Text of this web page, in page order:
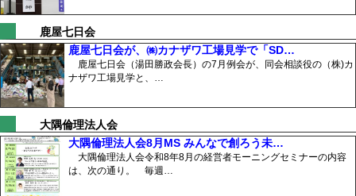
鹿屋七日会
鹿屋七日会が、㈱カナザワ工場見学で「SD…
鹿屋七日会（湯田勝政会長）の7月例会が、同会相談役の（株)カ
ナザワ工場見学と、…
大隅倫理法人会
大隅倫理法人会8月MS みんなで創ろう未…
大隅倫理法人会令和8年8月の経営者モーニングセミナーの内容
は、次の通り。 毎週…